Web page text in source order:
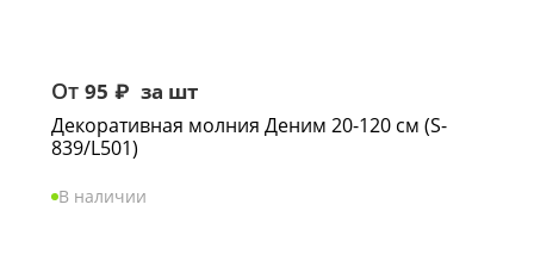
От 95 ₽ за шт
Декоративная молния Деним 20-120 см (S-
839/L501)
В наличии